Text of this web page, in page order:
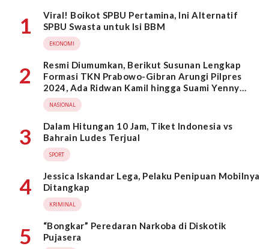
1
Viral! Boikot SPBU Pertamina, Ini Alternatif
SPBU Swasta untuk Isi BBM
EKONOMI
2
Resmi Diumumkan, Berikut Susunan Lengkap
Formasi TKN Prabowo-Gibran Arungi Pilpres
2024, Ada Ridwan Kamil hingga Suami Yenny
Wahid
NASIONAL
3
Dalam Hitungan 10 Jam, Tiket Indonesia vs
Bahrain Ludes Terjual
SPORT
4
Jessica Iskandar Lega, Pelaku Penipuan Mobilnya
Ditangkap
KRIMINAL
5
“Bongkar” Peredaran Narkoba di Diskotik
Pujasera